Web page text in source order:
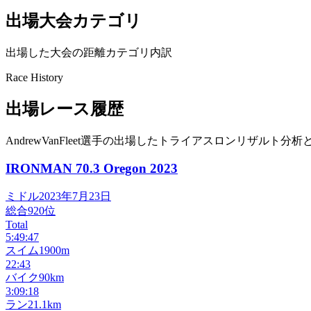
出場大会カテゴリ
出場した大会の距離カテゴリ内訳
Race History
出場レース履歴
AndrewVanFleet選手の出場したトライアスロンリザルト分析
IRONMAN 70.3 Oregon 2023
ミドル2023年7月23日
総合920位
Total
5:49:47
スイム1900m
22:43
バイク90km
3:09:18
ラン21.1km